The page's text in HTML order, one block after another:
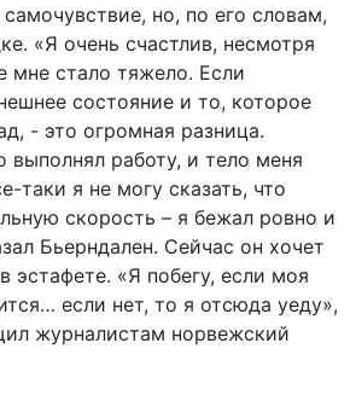
но, по его словам,
«Я очень счастлив, несмотря
мне стало тяжело. Если
состояние и то, которое
- это огромная разница.
работу, и тело меня
таки я не могу сказать, что
скорость – я бежал ровно и
Бьерндален. Сейчас он хочет
эстафете. «Я побегу, если моя
если нет, то я отсюда уеду»,
журналистам норвежский